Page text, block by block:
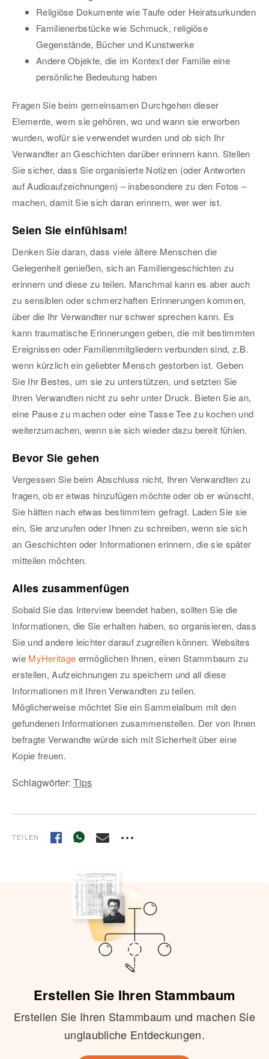
Religiöse Dokumente wie Taufe oder Heiratsurkunden
Familienerbstücke wie Schmuck, religiöse
Gegenstände, Bücher und Kunstwerke
Andere Objekte, die im Kontext der Familie eine
persönliche Bedeutung haben
Fragen Sie beim gemeinsamen Durchgehen dieser
Elemente, wem sie gehören, wo und wann sie erworben
wurden, wofür sie verwendet wurden und ob sich Ihr
Verwandter an Geschichten darüber erinnern kann. Stellen
Sie sicher, dass Sie organisierte Notizen (oder Antworten
auf Audioaufzeichnungen) – insbesondere zu den Fotos –
machen, damit Sie sich daran erinnern, wer wer ist.
Seien Sie einfühlsam!
Denken Sie daran, dass viele ältere Menschen die
Gelegenheit genießen, sich an Familiengeschichten zu
erinnern und diese zu teilen. Manchmal kann es aber auch
zu sensiblen oder schmerzhaften Erinnerungen kommen,
über die Ihr Verwandter nur schwer sprechen kann. Es
kann traumatische Erinnerungen geben, die mit bestimmten
Ereignissen oder Familienmitgliedern verbunden sind, z.B.
wenn kürzlich ein geliebter Mensch gestorben ist. Geben
Sie Ihr Bestes, um sie zu unterstützen, und setzten Sie
Ihren Verwandten nicht zu sehr unter Druck. Bieten Sie an,
eine Pause zu machen oder eine Tasse Tee zu kochen und
weiterzumachen, wenn sie sich wieder dazu bereit fühlen.
Bevor Sie gehen
Vergessen Sie beim Abschluss nicht, Ihren Verwandten zu
fragen, ob er etwas hinzufügen möchte oder ob er wünscht,
Sie hätten nach etwas bestimmtem gefragt. Laden Sie sie
ein, Sie anzurufen oder Ihnen zu schreiben, wenn sie sich
an Geschichten oder Informationen erinnern, die sie später
mitteilen möchten.
Alles zusammenfügen
Sobald Sie das Interview beendet haben, sollten Sie die
Informationen, die Sie erhalten haben, so organisieren, dass
Sie und andere leichter darauf zugreifen können. Websites
wie MyHeritage ermöglichen Ihnen, einen Stammbaum zu
erstellen, Aufzeichnungen zu speichern und all diese
Informationen mit Ihren Verwandten zu teilen.
Möglicherweise möchtet Sie ein Sammelalbum mit den
gefundenen Informationen zusammenstellen. Der von Ihnen
befragte Verwandte würde sich mit Sicherheit über eine
Kopie freuen.
Schlagwörter: Tips
TEILEN
Erstellen Sie Ihren Stammbaum
Erstellen Sie Ihren Stammbaum und machen Sie
unglaubliche Entdeckungen.